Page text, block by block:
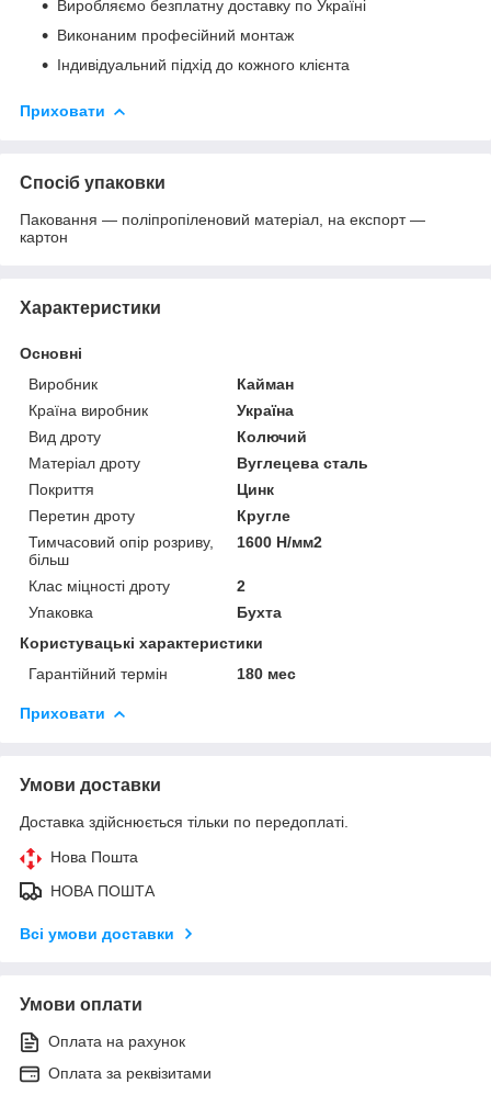
Виробляємо безплатну доставку по Україні
Виконаним професійний монтаж
Індивідуальний підхід до кожного клієнта
Приховати
Спосіб упаковки
Паковання — поліпропіленовий матеріал, на експорт —
картон
Характеристики
Основні
Виробник
Кайман
Країна виробник
Україна
Вид дроту
Колючий
Матеріал дроту
Вуглецева сталь
Покриття
Цинк
Перетин дроту
Кругле
Тимчасовий опір розриву,
більш
1600 Н/мм2
Клас міцності дроту
2
Упаковка
Бухта
Користувацькі характеристики
Гарантійний термін
180 мес
Приховати
Умови доставки
Доставка здійснюється тільки по передоплаті.
Нова Пошта
НОВА ПОШТА
Всі умови доставки
Умови оплати
Оплата на рахунок
Оплата за реквізитами